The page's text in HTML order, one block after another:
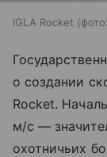
IGLA Rocket
о создании
Rocket.
м/с —
охотничьих